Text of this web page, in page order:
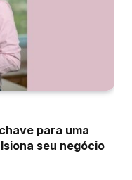
para uma
seu negócio